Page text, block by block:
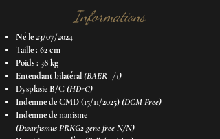
Informations
Né le 23/07/2024
Taille : 62 cm
Poids : 38 kg
Entendant bilatéral(BAER +/+)
Dysplasie B/C(HD-C)
Indemne de CMD (15/11/2025)(DCM Free)
​Indemne de nanisme
(Dwarfismus PRKG2 gene free N/N)